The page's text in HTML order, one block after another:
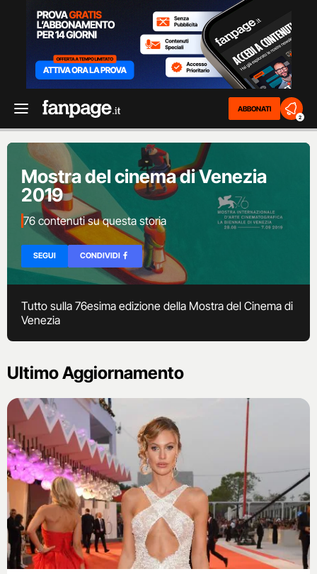
ABBONATI
2
Mostra del cinema di Venezia
2019
76 contenuti su questa storia
SEGUI CONDIVIDI
Tutto sulla 76esima edizione della Mostra del Cinema di
Venezia
Ultimo Aggiornamento